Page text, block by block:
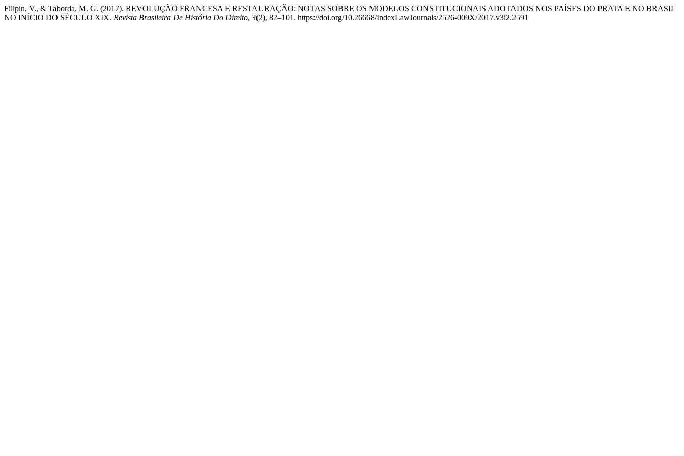
Filipin, V., & Taborda, M. G. (2017). REVOLUÇÃO FRANCESA E RESTAURAÇÃO: NOTAS SOBRE OS MODELOS CONSTITUCIONAIS ADOTADOS NOS PAÍSES DO PRATA E NO BRASIL
NO INÍCIO DO SÉCULO XIX. Revista Brasileira De História Do Direito, 3(2), 82–101. https://doi.org/10.26668/IndexLawJournals/2526-009X/2017.v3i2.2591